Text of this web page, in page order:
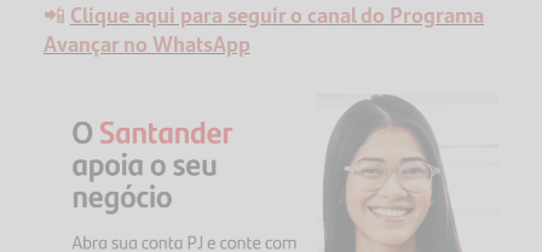
📲 Clique aqui para seguir o canal do Programa
Avançar no WhatsApp